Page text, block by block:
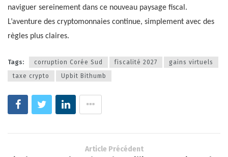
naviguer sereinement dans ce nouveau paysage fiscal.
L’aventure des cryptomonnaies continue, simplement avec des
règles plus claires.
Tags: corruption Corée Sud fiscalité 2027
gains virtuels
taxe crypto
Upbit Bithumb
Article Précédent